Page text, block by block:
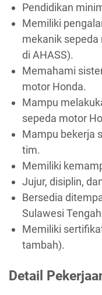
Pendidikan
Memiliki
mekanik
di AHASS).
Memahami
motor Honda.
Mampu
sepeda motor
Mampu bekerja
tim.
Memiliki
Jujur, disiplin,
Bersedia
Sulawesi
Memiliki
tambah).
Detail